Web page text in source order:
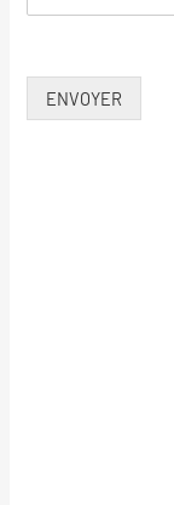
ENVOYER